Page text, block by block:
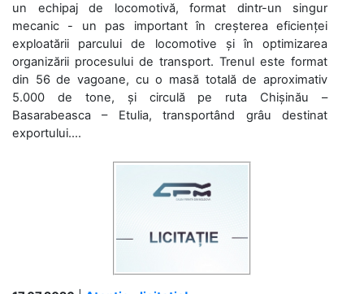
un echipaj de locomotivă, format dintr-un singur
mecanic - un pas important în creșterea eficienței
exploatării parcului de locomotive și în optimizarea
organizării procesului de transport. Trenul este format
din 56 de vagoane, cu o masă totală de aproximativ
5.000 de tone, și circulă pe ruta Chișinău –
Basarabeasca – Etulia, transportând grâu destinat
exportului....